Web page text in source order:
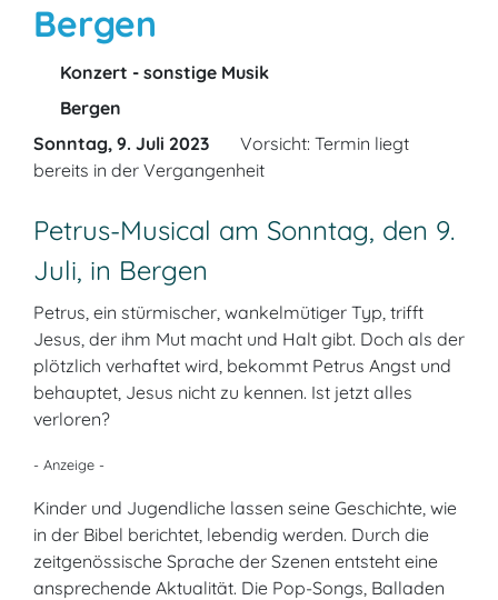
Bergen
Konzert - sonstige Musik
Bergen
Sonntag, 9. Juli 2023
Vorsicht: Termin liegt
bereits in der Vergangenheit
Petrus-Musical am Sonntag, den 9.
Juli, in Bergen
Petrus, ein stürmischer, wankelmütiger Typ, trifft
Jesus, der ihm Mut macht und Halt gibt. Doch als der
plötzlich verhaftet wird, bekommt Petrus Angst und
behauptet, Jesus nicht zu kennen. Ist jetzt alles
verloren?
- Anzeige -
Kinder und Jugendliche lassen seine Geschichte, wie
in der Bibel berichtet, lebendig werden. Durch die
zeitgenössische Sprache der Szenen entsteht eine
ansprechende Aktualität. Die Pop-Songs, Balladen